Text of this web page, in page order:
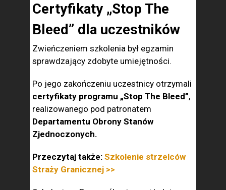
Certyfikaty „Stop The
Bleed” dla uczestników
Zwieńczeniem szkolenia był egzamin
sprawdzający zdobyte umiejętności.
Po jego zakończeniu uczestnicy otrzymali
certyfikaty programu „Stop The Bleed”,
realizowanego pod patronatem
Departamentu Obrony Stanów
Zjednoczonych.
Przeczytaj także: Szkolenie strzelców
Straży Granicznej >>